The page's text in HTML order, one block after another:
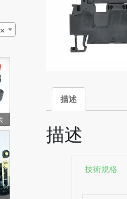
描述
描述
技術規格
×